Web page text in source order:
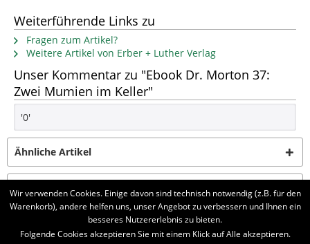
Weiterführende Links zu
Fragen zum Artikel?
Weitere Artikel von Erber + Luther Verlag
Unser Kommentar zu "Ebook Dr. Morton 37:
Zwei Mumien im Keller"
'0'
Ähnliche Artikel
Kunden kauften auch
BELIEBTE SERIEN
Wir verwenden Cookies. Einige davon sind technisch notwendig (z.B. für den
Warenkorb), andere helfen uns, unser Angebot zu verbessern und Ihnen ein
besseres Nutzererlebnis zu bieten.
Folgende Cookies akzeptieren Sie mit einem Klick auf Alle akzeptieren.